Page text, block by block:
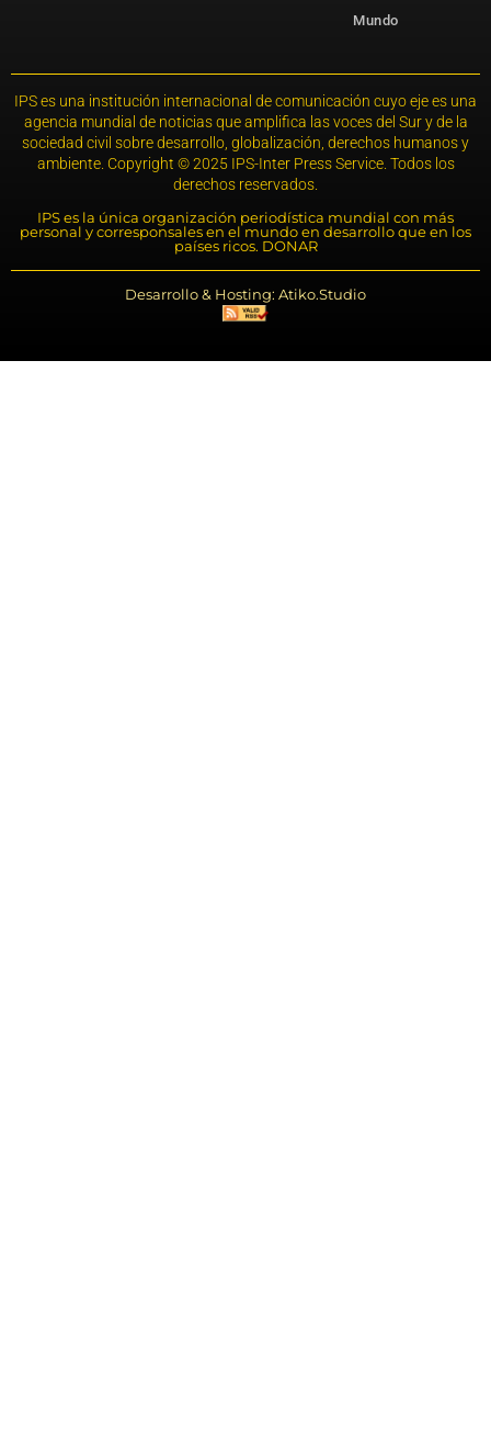
Mundo
IPS es una institución internacional de comunicación cuyo eje es una
agencia mundial de noticias que amplifica las voces del Sur y de la
sociedad civil sobre desarrollo, globalización, derechos humanos y
ambiente. Copyright © 2025 IPS-Inter Press Service. Todos los
derechos reservados.
IPS es la única organización periodística mundial con más
personal y corresponsales en el mundo en desarrollo que en los
países ricos. DONAR
Desarrollo & Hosting: Atiko.Studio